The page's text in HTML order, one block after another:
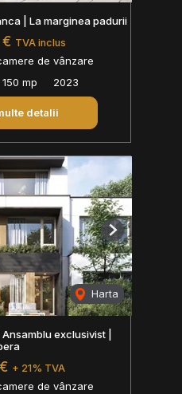
| La marginea padurii
TVA inclus
de vânzare
150 mp 2023
detalii
Harta
Next
exclusivist |
+ 21% TVA
de vânzare